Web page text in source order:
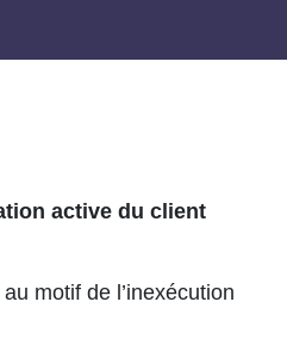
active du client
motif de l’inexécution